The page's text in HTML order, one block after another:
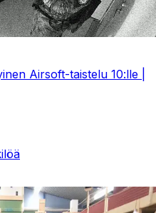
Airsoft-taistelu 10:lle |